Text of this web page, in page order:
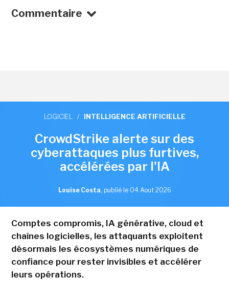
Commentaire
LOGICIEL / INTELLIGENCE ARTIFICIELLE
CrowdStrike alerte sur des
cyberattaques plus furtives,
accélérées par l'IA
Louise Costa, publié le 04 Aout 2026
Comptes compromis, IA générative, cloud et
chaînes logicielles, les attaquants exploitent
désormais les écosystèmes numériques de
confiance pour rester invisibles et accélérer
leurs opérations.